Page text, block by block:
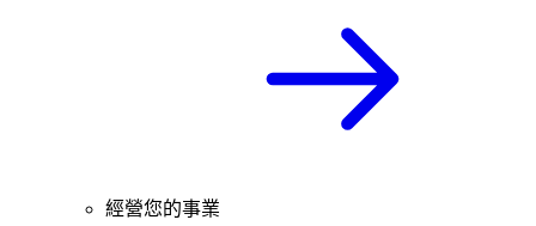
經營您的事業